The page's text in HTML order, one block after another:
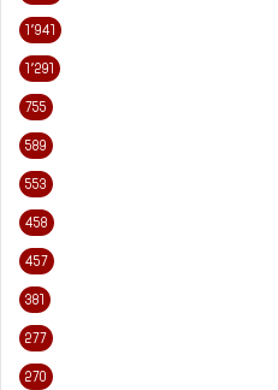
1٬941
1٬291
755
589
553
458
457
381
277
270